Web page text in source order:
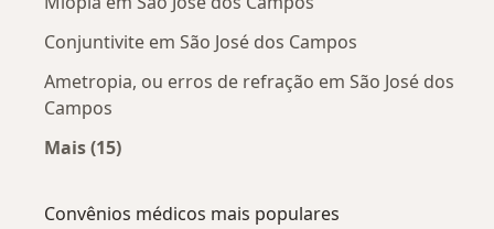
Conjuntivite em São José dos Campos
Ametropia, ou erros de refração em São José dos
Campos
Mais (15)
Convênios médicos mais populares